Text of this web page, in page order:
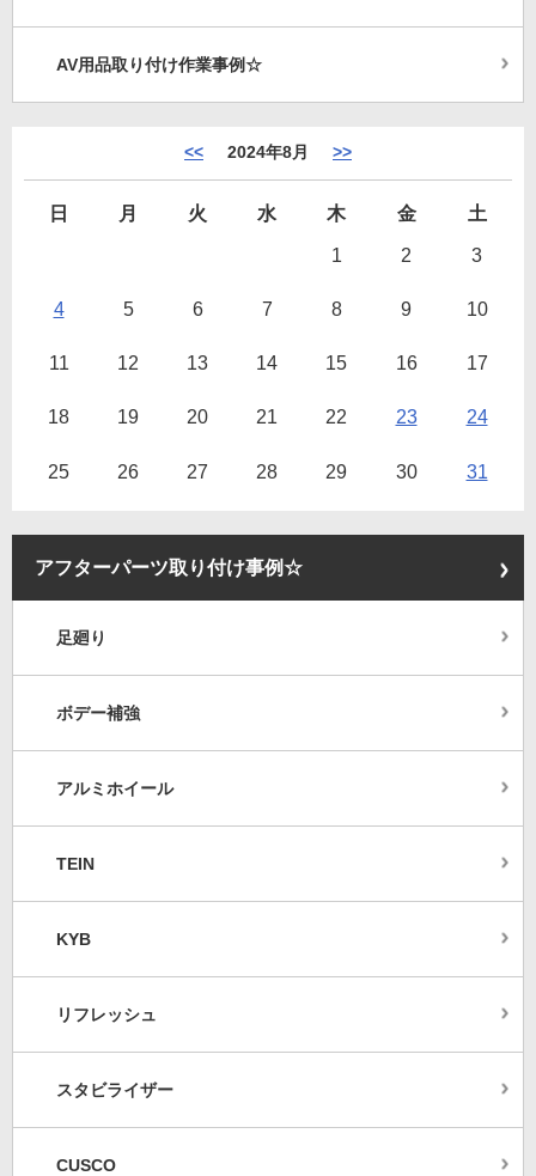
AV用品取り付け作業事例☆
<< 2024年8月 >>
日 月 火 水 木 金
土
1
2 3
4 5 6 7 8 9 10
11 12 13 14 15 16 17
18 19 20 21 22 23 24
25 26 27 28 29 30 31
アフターパーツ取り付け事例☆
足廻り
ボデー補強
アルミホイール
TEIN
KYB
リフレッシュ
スタビライザー
CUSCO